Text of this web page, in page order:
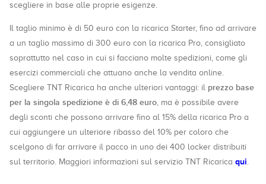
scegliere in base alle proprie esigenze.
Il taglio minimo è di 50 euro con la ricarica Starter, fino ad arrivare
a un taglio massimo di 300 euro con la ricarica Pro, consigliato
soprattutto nel caso in cui si facciano molte spedizioni, come gli
esercizi commerciali che attuano anche la vendita online.
Scegliere TNT Ricarica ha anche ulteriori vantaggi: il prezzo base
per la singola spedizione è di 6,48 euro, ma è possibile avere
degli sconti che possono arrivare fino al 15% della ricarica Pro a
cui aggiungere un ulteriore ribasso del 10% per coloro che
scelgono di far arrivare il pacco in uno dei 400 locker distribuiti
sul territorio. Maggiori informazioni sul servizio TNT Ricarica qui.